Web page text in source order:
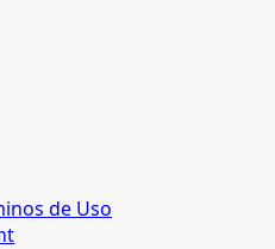
de Uso